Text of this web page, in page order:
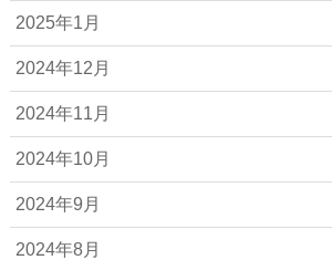
2025年1月
2024年12月
2024年11月
2024年10月
2024年9月
2024年8月